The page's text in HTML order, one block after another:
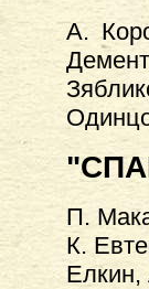
А.
П.
К.